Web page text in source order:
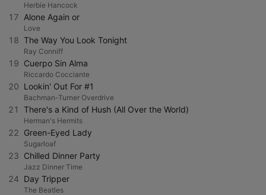
Herbie Hancock
17 Alone Again or
Love
18 The Way You Look Tonight
Ray Conniff
19 Cuerpo Sin Alma
Riccardo Cocciante
20 Lookin' Out For #1
Bachman-Turner Overdrive
21 There's a Kind of Hush (All Over the World)
Herman's Hermits
22 Green-Eyed Lady
Sugarloaf
23 Chilled Dinner Party
Jazz Dinner Time
24 Day Tripper
The Beatles